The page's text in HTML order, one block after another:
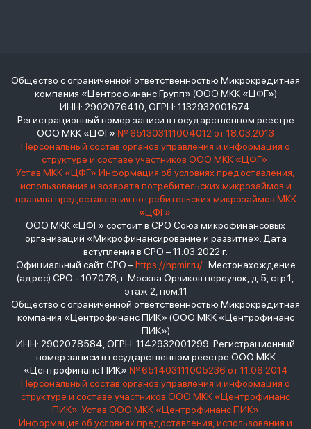
Общество с ограниченной ответственностью Микрокредитная
компания «Центрофинанс Групп» (ООО МКК «ЦФГ»)
ИНН: 2902076410, ОГРН: 1132932001674
Регистрационный номер записи в государственном реестре
ООО МКК «ЦФГ» № 651303111004012 от 18.03.2013
Персональный состав органов управления и информация о
структуре и составе участников ООО МКК «ЦФГ»
Устав МКК «ЦФГ» Информация об условиях предоставления,
использования и возврата потребительских микрозаймов и
правила предоставления потребительских микрозаймов МКК
«ЦФГ»
ООО МКК «ЦФГ» состоит в СРО Союз микрофинансовых
организаций «Микрофинансирование и развитие». Дата
вступления в СРО – 11.03.2022 г.
Официальный сайт СРО –https://npmir.ru/. Местонахождение
(адрес) СРО - 107078, г. Москва Орликов переулок, д.5, стр.1,
этаж 2, пом.11
Общество с ограниченной ответственностью Микрокредитная
компания «Центрофинанс ПИК» (ООО МКК «Центрофинанс
ПИК»)
ИНН: 2902078584, ОГРН: 1142932001299 Регистрационный
номер записи в государственном реестре ООО МКК
«Центрофинанс ПИК» № 651403111005236 от 11.06.2014
Персональный состав органов управления и информация о
структуре и составе участников ООО МКК «Центрофинанс
ПИК» Устав ООО МКК «Центрофинанс ПИК»
Информация об условиях предоставления, использования и